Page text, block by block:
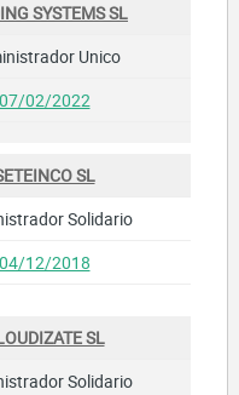
SYSTEMS SL
Unico
07/02/2022
SL
Solidario
04/12/2018
SL
Solidario